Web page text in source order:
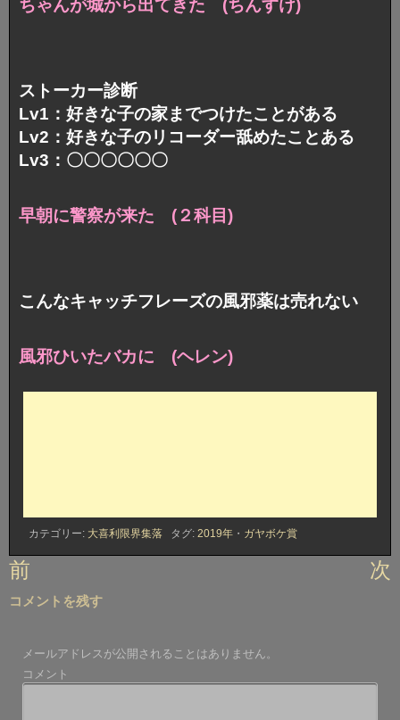
ちゃんが城から出てきた (ちんすけ)
ストーカー診断
Lv1：好きな子の家までつけたことがある
Lv2：好きな子のリコーダー舐めたことある
Lv3：〇〇〇〇〇〇
早朝に警察が来た (２科目)
こんなキャッチフレーズの風邪薬は売れない
風邪ひいたバカに (ヘレン)
カテゴリー: 大喜利限界集落 タグ: 2019年 ・ ガヤボケ賞
投
ナ
ゲ
ー
前 次
コメントを残す
メールアドレスが公開されることはありません。
コメント